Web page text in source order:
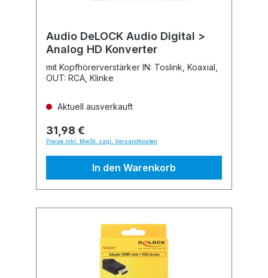
Audio DeLOCK Audio Digital >
Analog HD Konverter
mit Kopfhörerverstärker IN: Toslink, Koaxial,
OUT: RCA, Klinke
Aktuell ausverkauft
31,98 €
Preise inkl. MwSt. zzgl. Versandkosten
In den Warenkorb